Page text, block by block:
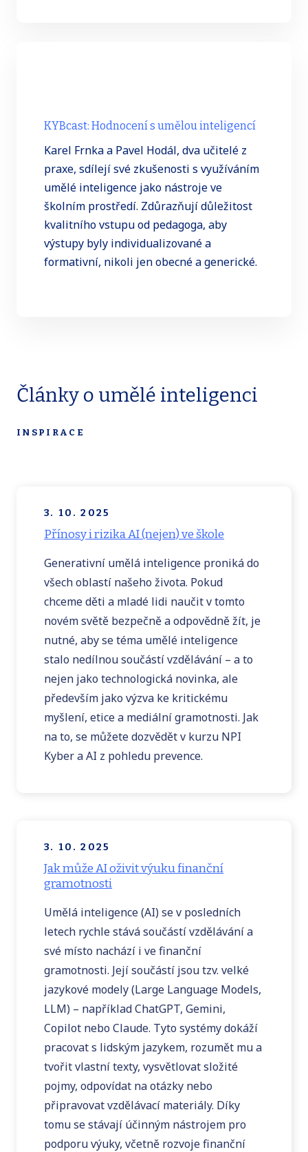
KYBcast: Hodnocení s umělou inteligencí
Karel Frnka a Pavel Hodál, dva učitelé z
praxe, sdílejí své zkušenosti s využíváním
umělé inteligence jako nástroje ve
školním prostředí. Zdůrazňují důležitost
kvalitního vstupu od pedagoga, aby
výstupy byly individualizované a
formativní, nikoli jen obecné a generické.
Články o umělé inteligenci
INSPIRACE
3. 10. 2025
Přínosy i rizika AI (nejen) ve škole
Generativní umělá inteligence proniká do
všech oblastí našeho života. Pokud
chceme děti a mladé lidi naučit v tomto
novém světě bezpečně a odpovědně žít, je
nutné, aby se téma umělé inteligence
stalo nedílnou součástí vzdělávání – a to
nejen jako technologická novinka, ale
především jako výzva ke kritickému
myšlení, etice a mediální gramotnosti. Jak
na to, se můžete dozvědět v kurzu NPI
Kyber a AI z pohledu prevence.
3. 10. 2025
Jak může AI oživit výuku finanční
gramotnosti
Umělá inteligence (AI) se v posledních
letech rychle stává součástí vzdělávání a
své místo nachází i ve finanční
gramotnosti. Její součástí jsou tzv. velké
jazykové modely (Large Language Models,
LLM) – například ChatGPT, Gemini,
Copilot nebo Claude. Tyto systémy dokáží
pracovat s lidským jazykem, rozumět mu a
tvořit vlastní texty, vysvětlovat složité
pojmy, odpovídat na otázky nebo
připravovat vzdělávací materiály. Díky
tomu se stávají účinným nástrojem pro
podporu výuky, včetně rozvoje finanční